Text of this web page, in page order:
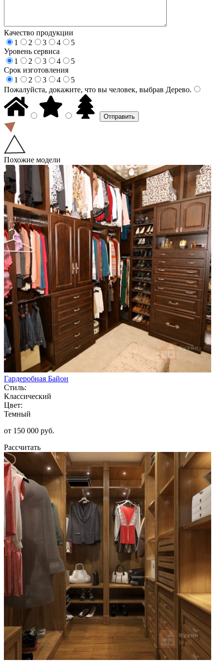
Качество продукции
1
2 3 4
5
Уровень сервиса
1
2 3 4
5
Срок изготовления
1
2 3 4
5
Пожалуйста, докажите, что вы человек, выбрав Дерево.
Похожие модели
Гардеробная Байон
Стиль:
Классический
Цвет:
Темный
от 150 000 руб.
Рассчитать